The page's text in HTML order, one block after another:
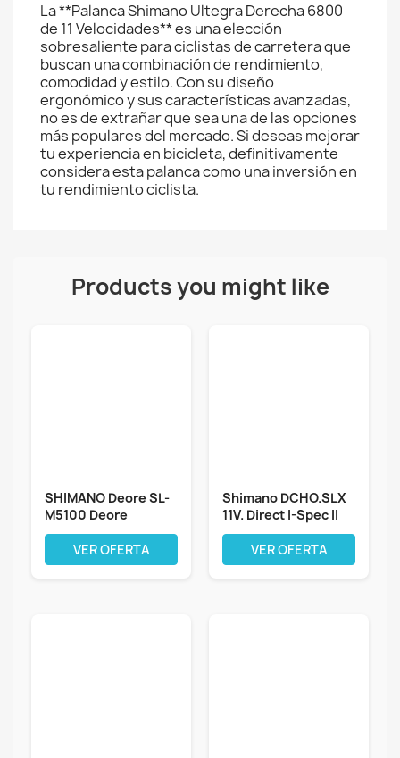
La **Palanca Shimano Ultegra Derecha 6800
de 11 Velocidades** es una elección
sobresaliente para ciclistas de carretera que
buscan una combinación de rendimiento,
comodidad y estilo. Con su diseño
ergonómico y sus características avanzadas,
no es de extrañar que sea una de las opciones
más populares del mercado. Si deseas mejorar
tu experiencia en bicicleta, definitivamente
considera esta palanca como una inversión en
tu rendimiento ciclista.
Products you might like
SHIMANO Deore SL-
M5100 Deore
palanca de cambio,...
VER OFERTA
Shimano DCHO.SLX
11V. Direct I-Spec II
Mando,...
VER OFERTA